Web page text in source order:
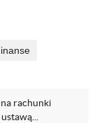
rachunki